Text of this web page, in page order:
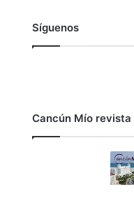
Síguenos
Cancún Mío revista